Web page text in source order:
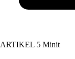
ARTIKEL 5 Minit